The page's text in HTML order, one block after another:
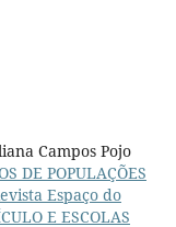
Campos Pojo
DE POPULAÇÕES
Espaço do
E ESCOLAS